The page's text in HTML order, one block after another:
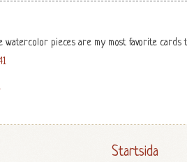
watercolor pieces are my most favorite cards
Startsida